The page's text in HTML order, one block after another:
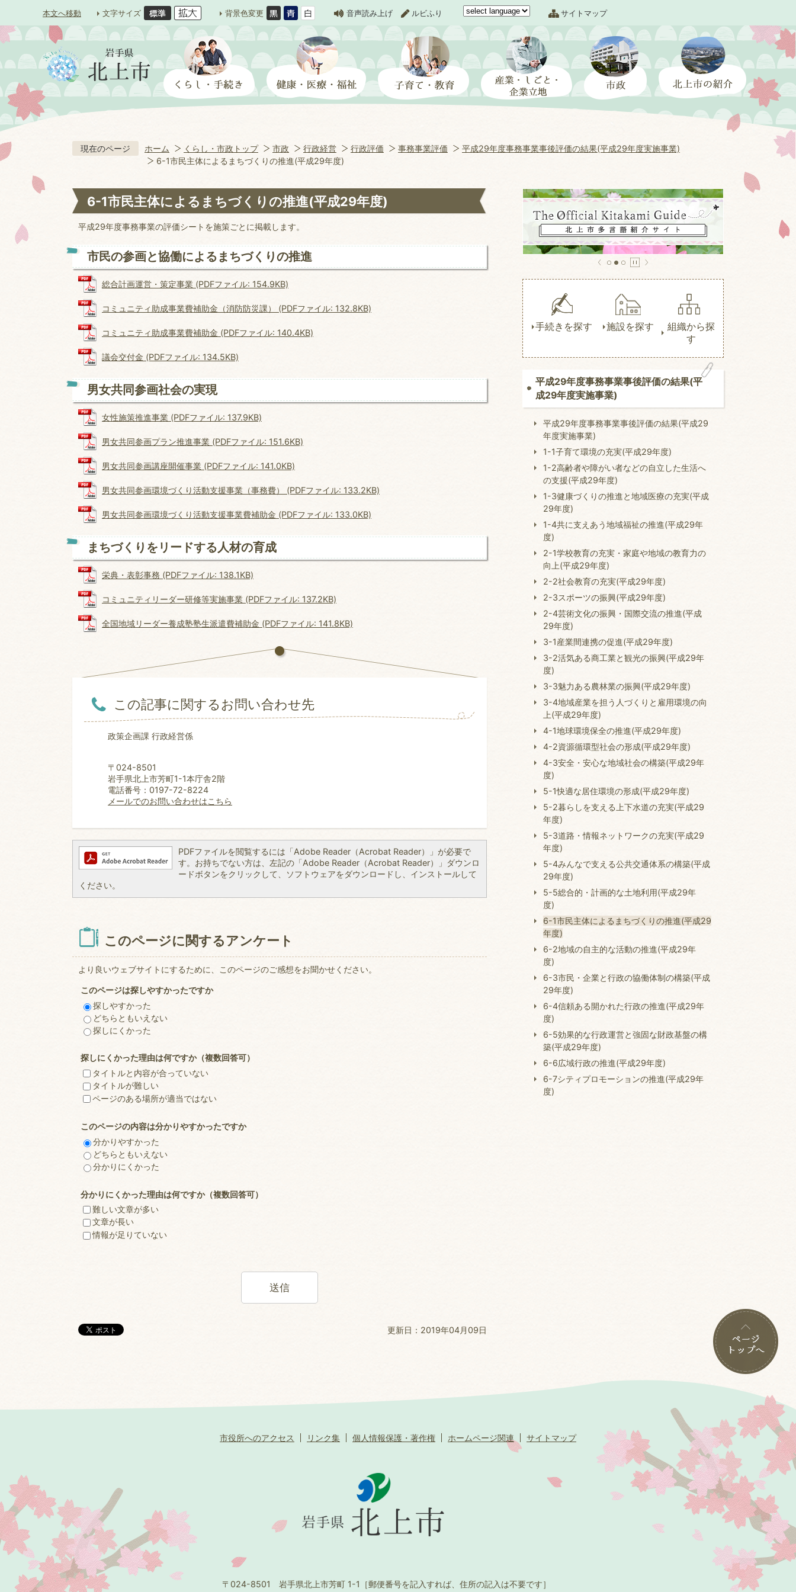
本文へ移動 文字サイズ 背景色変更 音声読み上げ ルビふり サイトマップ
現在のページ ホーム くらし・市政トップ 市政 行政経営 行政評価 事務事業評価
平成29年度事務事業事後評価の結果(平成29年度実施事業)
6-1市民主体によるまちづくりの推進(平成29年度)
6-1市民主体によるまちづくりの推進(平成29年度)
平成29年度事務事業の評価シートを施策ごとに掲載します。
市民の参画と協働によるまちづくりの推進
総合計画運営・策定事業 (PDFファイル: 154.9KB)
コミュニティ助成事業費補助金（消防防災課） (PDFファイル: 132.8KB)
コミュニティ助成事業費補助金 (PDFファイル: 140.4KB)
議会交付金 (PDFファイル: 134.5KB)
男女共同参画社会の実現
女性施策推進事業 (PDFファイル: 137.9KB)
男女共同参画プラン推進事業 (PDFファイル: 151.6KB)
男女共同参画講座開催事業 (PDFファイル: 141.0KB)
男女共同参画環境づくり活動支援事業（事務費） (PDFファイル: 133.2KB)
男女共同参画環境づくり活動支援事業費補助金 (PDFファイル: 133.0KB)
まちづくりをリードする人材の育成
栄典・表彰事務 (PDFファイル: 138.1KB)
コミュニティリーダー研修等実施事業 (PDFファイル: 137.2KB)
全国地域リーダー養成塾塾生派遣費補助金 (PDFファイル: 141.8KB)
この記事に関するお問い合わせ先
政策企画課 行政経営係
〒024-8501
岩手県北上市芳町1-1本庁舎2階
電話番号：0197-72-8224
メールでのお問い合わせはこちら
PDFファイルを閲覧するには「Adobe Reader（Acrobat Reader）」が必要で
す。お持ちでない方は、左記の「Adobe Reader（Acrobat Reader）」ダウンロ
ードボタンをクリックして、ソフトウェアをダウンロードし、インストールして
ください。
このページに関するアンケート
より良いウェブサイトにするために、このページのご感想をお聞かせください。
このページは探しやすかったですか
探しやすかった
どちらともいえない
探しにくかった
探しにくかった理由は何ですか（複数回答可）
タイトルと内容が合っていない
タイトルが難しい
ページのある場所が適当ではない
このページの内容は分かりやすかったですか
分かりやすかった
どちらともいえない
分かりにくかった
分かりにくかった理由は何ですか（複数回答可）
難しい文章が多い
文章が長い
情報が足りていない
更新日：2019年04月09日
手続きを探す 施設を探す
組織から探
す
平成29年度事務事業事後評価の結果(平
成29年度実施事業)
平成29年度事務事業事後評価の結果(平成29
年度実施事業)
1-1子育て環境の充実(平成29年度)
1-2高齢者や障がい者などの自立した生活へ
の支援(平成29年度)
1-3健康づくりの推進と地域医療の充実(平成
29年度)
1-4共に支えあう地域福祉の推進(平成29年
度)
2-1学校教育の充実・家庭や地域の教育力の
向上(平成29年度)
2-2社会教育の充実(平成29年度)
2-3スポーツの振興(平成29年度)
2-4芸術文化の振興・国際交流の推進(平成
29年度)
3-1産業間連携の促進(平成29年度)
3-2活気ある商工業と観光の振興(平成29年
度)
3-3魅力ある農林業の振興(平成29年度)
3-4地域産業を担う人づくりと雇用環境の向
上(平成29年度)
4-1地球環境保全の推進(平成29年度)
4-2資源循環型社会の形成(平成29年度)
4-3安全・安心な地域社会の構築(平成29年
度)
5-1快適な居住環境の形成(平成29年度)
5-2暮らしを支える上下水道の充実(平成29
年度)
5-3道路・情報ネットワークの充実(平成29
年度)
5-4みんなで支える公共交通体系の構築(平成
29年度)
5-5総合的・計画的な土地利用(平成29年
度)
6-1市民主体によるまちづくりの推進(平成29
年度)
6-2地域の自主的な活動の推進(平成29年
度)
6-3市民・企業と行政の協働体制の構築(平成
29年度)
6-4信頼ある開かれた行政の推進(平成29年
度)
6-5効果的な行政運営と強固な財政基盤の構
築(平成29年度)
6-6広域行政の推進(平成29年度)
6-7シティプロモーションの推進(平成29年
度)
市役所へのアクセス リンク集 個人情報保護・著作権 ホームページ関連 サイトマップ
〒024-8501 岩手県北上市芳町 1-1 ［郵便番号を記入すれば、住所の記入は不要です］